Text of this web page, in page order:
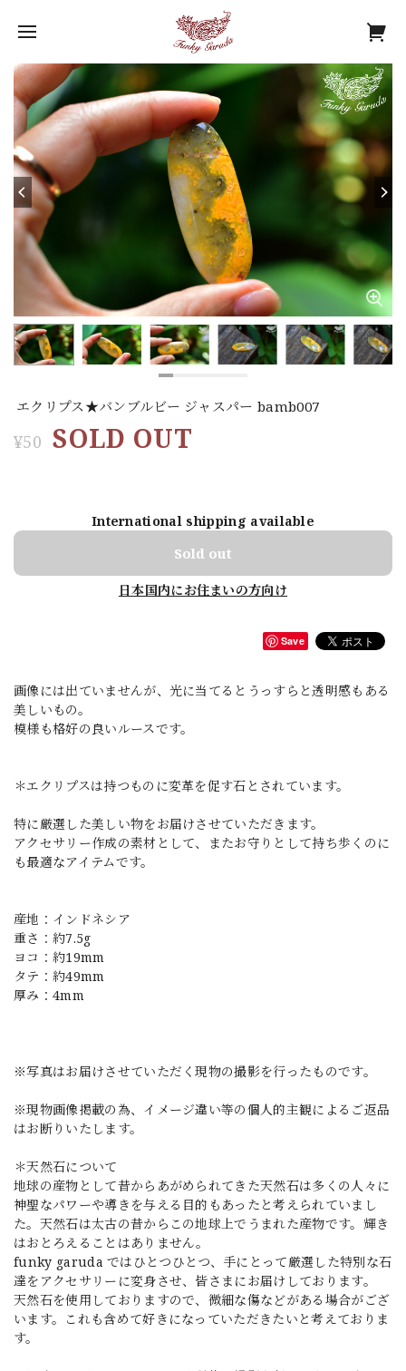
エクリプス★バンブルビー ジャスパー bamb007
¥50 SOLD OUT
International shipping available
Sold out
日本国内にお住まいの方向け
Save
画像には出ていませんが、光に当てるとうっすらと透明感もある
美しいもの。
模様も格好の良いルースです。
＊エクリプスは持つものに変革を促す石とされています。
特に厳選した美しい物をお届けさせていただきます。
アクセサリー作成の素材として、またお守りとして持ち歩くのに
も最適なアイテムです。
産地：インドネシア
重さ：約7.5g
ヨコ：約19mm
タテ：約49mm
厚み：4mm
※写真はお届けさせていただく現物の撮影を行ったものです。
※現物画像掲載の為、イメージ違い等の個人的主観によるご返品
はお断りいたします。
＊天然石について
地球の産物として昔からあがめられてきた天然石は多くの人々に
神聖なパワーや導きを与える目的もあったと考えられていまし
た。天然石は太古の昔からこの地球上でうまれた産物です。輝き
はおとろえることはありません。
funky garuda ではひとつひとつ、手にとって厳選した特別な石
達をアクセサリーに変身させ、皆さまにお届けしております。
天然石を使用しておりますので、微細な傷などがある場合がござ
います。これも含めて好きになっていただきたいと考えておりま
す。